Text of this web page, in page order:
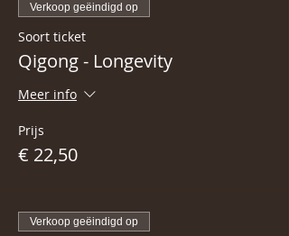
Verkoop geëindigd op
Soort ticket
Qigong - Longevity
Meer info
Prijs
€ 22,50
Verkoop geëindigd op